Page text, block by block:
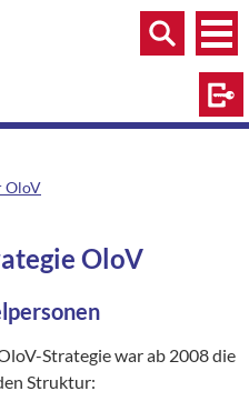
Menü
Suche
OloV
OloV
Strategie war ab 2008 die
Struktur: